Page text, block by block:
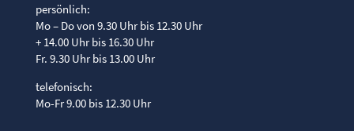
persönlich:
Mo – Do von 9.30 Uhr bis 12.30 Uhr
+ 14.00 Uhr bis 16.30 Uhr
Fr. 9.30 Uhr bis 13.00 Uhr
telefonisch:
Mo-Fr 9.00 bis 12.30 Uhr